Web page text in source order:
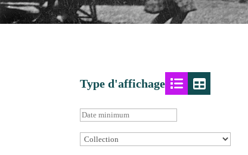
Type d'affichage